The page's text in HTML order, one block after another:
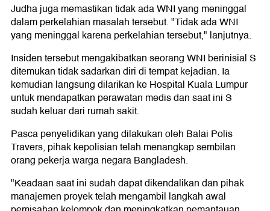
Judha juga memastikan tidak ada WNI yang meninggal
dalam perkelahian masalah tersebut. "Tidak ada WNI
yang meninggal karena perkelahian tersebut," lanjutnya.
Insiden tersebut mengakibatkan seorang WNI berinisial S
ditemukan tidak sadarkan diri di tempat kejadian. Ia
kemudian langsung dilarikan ke Hospital Kuala Lumpur
untuk mendapatkan perawatan medis dan saat ini S
sudah keluar dari rumah sakit.
Pasca penyelidikan yang dilakukan oleh Balai Polis
Travers, pihak kepolisian telah menangkap sembilan
orang pekerja warga negara Bangladesh.
"Keadaan saat ini sudah dapat dikendalikan dan pihak
manajemen proyek telah mengambil langkah awal